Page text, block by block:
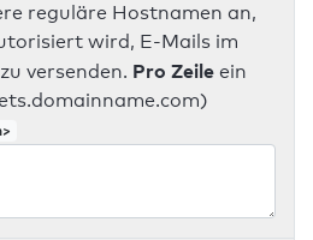
reguläre Hostnamen an,
wird, E-Mails im
versenden. Pro Zeile ein